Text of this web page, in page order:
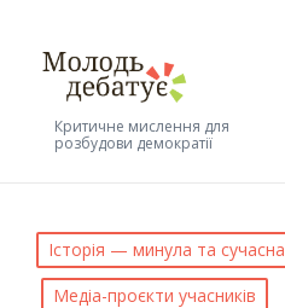
Критичне мислення для
розбудови демократії
Posted
in
Історія — минула та сучасна
Медіа-проєкти учасників